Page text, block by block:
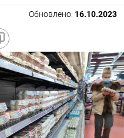
Обновлено: 16.10.2023